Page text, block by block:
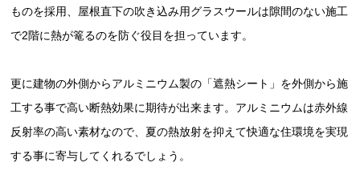
ものを採用、屋根直下の吹き込み用グラスウールは隙間のない施工
で2階に熱が篭るのを防ぐ役目を担っています。
更に建物の外側からアルミニウム製の「遮熱シート」を外側から施
工する事で高い断熱効果に期待が出来ます。アルミニウムは赤外線
反射率の高い素材なので、夏の熱放射を抑えて快適な住環境を実現
する事に寄与してくれるでしょう。